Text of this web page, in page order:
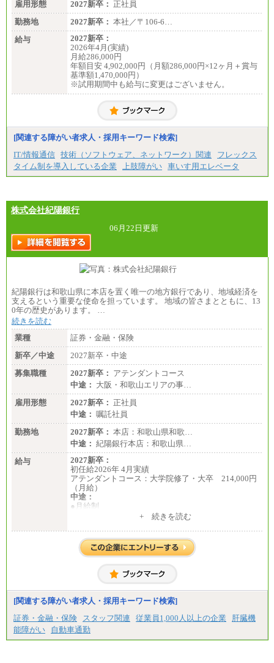
雇用形態 2027新卒： 正社員
勤務地
2027新卒： 本社／〒106-6…
給与
2027新卒：
2026年4月(実績)
月給286,000円
年額目安 4,902,000円（月額286,000円×12ヶ月＋賞与
基準額1,470,000円）
※試用期間中も給与に変更はございません。
[関連する障がい者求人・採用キーワード検索]
IT/情報通信 技術（ソフトウェア、ネットワーク）関連
フレックス
タイム制を導入している企業
上肢障がい 車いす用エレベータ
株式会社紀陽銀行
06月22日更新
紀陽銀行は和歌山県に本店を置く唯一の地方銀行であり、地域経済を
支えるという重要な使命を担っています。 地域の皆さまとともに、13
0年の歴史があります。 …
続きを読む
業種
証券・金融・保険
新卒／中途
2027新卒・中途
募集職種
2027新卒： アテンダントコース
中途： 大阪・和歌山エリアの事…
雇用形態
2027新卒： 正社員
中途： 嘱託社員
勤務地
2027新卒： 本店：和歌山県和歌…
中途： 紀陽銀行本店：和歌山県…
給与
2027新卒：
初任給2026年 4月実績
アテンダントコース：大学院修了・大卒 214,000円
（月給）
中途：
●月給制
月給：185,000円～250,000円 (想定年収：230万円 ～
（163時間/月）
※勤務地、経験により異なります。
+ 続きを読む
[関連する障がい者求人・採用キーワード検索]
証券・金融・保険
スタッフ関連 従業員1,000人以上の企業
肝臓機
能障がい
自動車通勤